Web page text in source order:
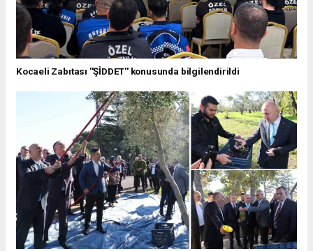
Kocaeli Zabıtası ''ŞİDDET'' konusunda bilgilendirildi